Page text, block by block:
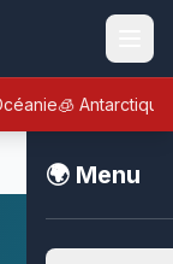
🧊 Antarctique
🌍 Menu